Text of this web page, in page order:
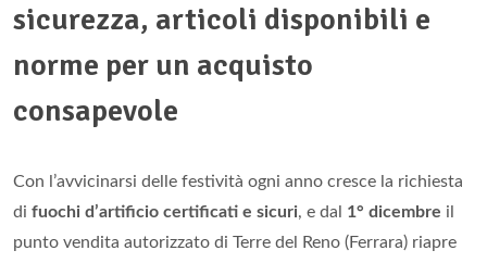
sicurezza, articoli disponibili e
norme per un acquisto
consapevole
Con l’avvicinarsi delle festività ogni anno cresce la richiesta
di fuochi d’artificio certificati e sicuri, e dal 1° dicembre il
punto vendita autorizzato di Terre del Reno (Ferrara) riapre